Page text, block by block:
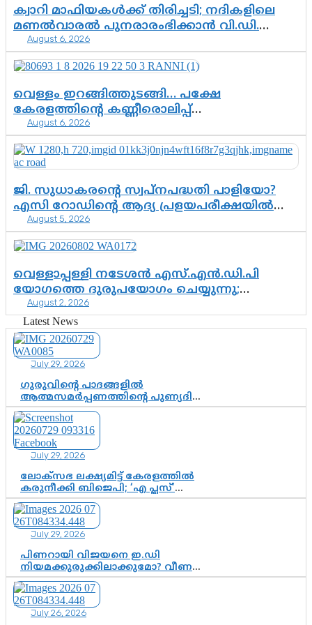
എന്തൊക്കെ വിവരങ്ങൾ?”
ക്വാറി മാഫിയകൾക്ക് തിരിച്ചടി; നദികളിലെ
മണൽവാരൽ പുനരാരംഭിക്കാൻ വി.ഡി.
സർക്കാർ തീരുമാനം
August 6, 2026
വെള്ളം ഇറങ്ങിത്തുടങ്ങി… പക്ഷേ
കേരളത്തിന്റെ കണ്ണീരൊലിപ്പ്
എന്നവസാനിക്കും?
August 6, 2026
ജി. സുധാകരന്റെ സ്വപ്നപദ്ധതി പാളിയോ?
എസി റോഡിന്റെ ആദ്യ പ്രളയപരീക്ഷയിൽ
ഉയരുന്നത് ഗുരുതര ചോദ്യങ്ങൾ
August 5, 2026
വെള്ളാപ്പള്ളി നടേശൻ എസ്.എൻ.ഡി.പി
യോഗത്തെ ദുരുപയോഗം ചെയ്യുന്നു;
ശ്രീനാരായണ പ്രസ്ഥാനത്തെ കാർന്നുതിന്നുന്ന
വിഷവിത്ത്: ഗോകുലം ഗോപാലൻ
August 2, 2026
Latest News
July 29, 2026
ഗുരുവിന്റെ പാദങ്ങളിൽ
ആത്മസമർപ്പണത്തിന്റെ പുണ്യദിനം;
മാതാ അമൃതാനന്ദമയി മഠത്തിൽ
ഭക്തിസാന്ദ്രമായി ഗുരുപൂർണിമ
ആഘോഷം
July 29, 2026
ലോക്സഭ ലക്ഷ്യമിട്ട് കേരളത്തിൽ
കരുനീക്കി ബിജെപി; ‘എ പ്ലസ്’
മണ്ഡലങ്ങളിൽ പ്രമുഖരെ ഇറക്കി
കേന്ദ്രനേതൃത്വം, തിരുവനന്തപുരത്ത്
രാജീവ് ചന്ദ്രശേഖർ, ആറ്റിങ്ങലിൽ
കെ. സുരേന്ദ്രൻ; ആലപ്പുഴയിൽ
ശോഭാ സുരേന്ദ്രൻ..
July 29, 2026
പിണറായി വിജയനെ ഇ.ഡി
നിയമക്കുരുക്കിലാക്കുമോ? വീണ
വിജയൻ മാപ്പുസാക്ഷിയാകുമോ?
കർത്തയുടെ മൊഴി നിർണായക
വഴിത്തിരിവാകുമോ?
July 26, 2026